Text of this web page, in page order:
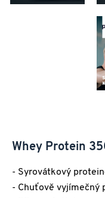
Whey Protein
- Syrovátkový
- Chuťově vyjímečný